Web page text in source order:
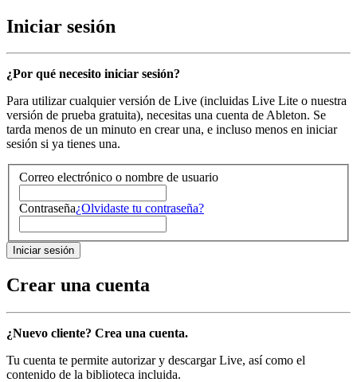
Iniciar sesión
¿Por qué necesito iniciar sesión?
Para utilizar cualquier versión de Live (incluidas Live Lite o nuestra
versión de prueba gratuita), necesitas una cuenta de Ableton. Se
tarda menos de un minuto en crear una, e incluso menos en iniciar
sesión si ya tienes una.
Correo electrónico o nombre de usuario
Contraseña¿Olvidaste tu contraseña?
Crear una cuenta
¿Nuevo cliente? Crea una cuenta.
Tu cuenta te permite autorizar y descargar Live, así como el
contenido de la biblioteca incluida.